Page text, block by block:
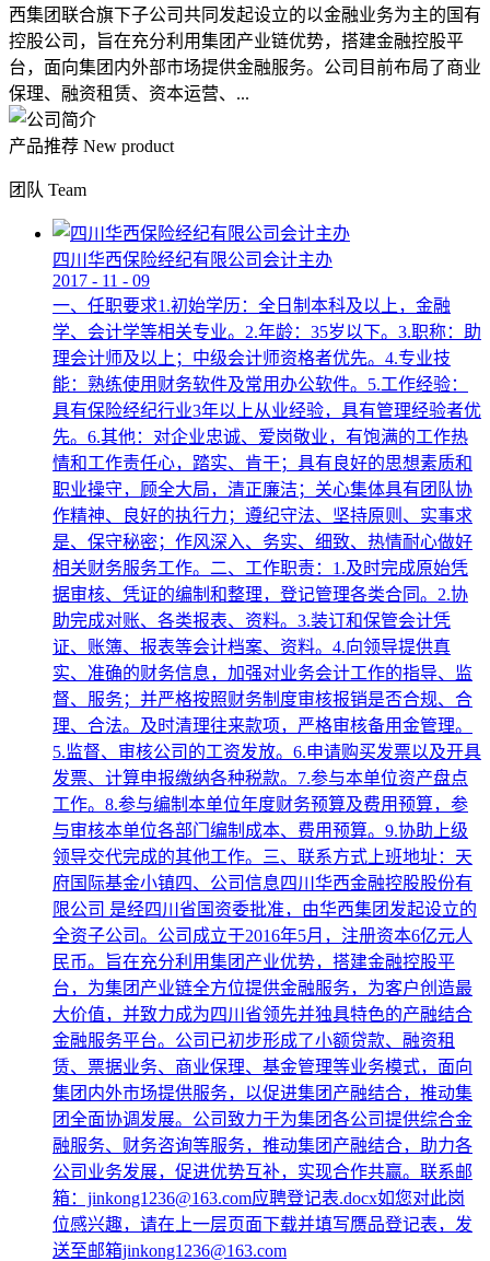
西集团联合旗下子公司共同发起设立的以金融业务为主的国有
控股公司，旨在充分利用集团产业链优势，搭建金融控股平
台，面向集团内外部市场提供金融服务。公司目前布局了商业
保理、融资租赁、资本运营、...
产品推荐 New product
团队 Team
四川华西保险经纪有限公司会计主办
2017 - 11 - 09
一、任职要求1.初始学历：全日制本科及以上，金融
学、会计学等相关专业。2.年龄：35岁以下。3.职称：助
理会计师及以上；中级会计师资格者优先。4.专业技
能：熟练使用财务软件及常用办公软件。5.工作经验：
具有保险经纪行业3年以上从业经验，具有管理经验者优
先。6.其他：对企业忠诚、爱岗敬业，有饱满的工作热
情和工作责任心，踏实、肯干；具有良好的思想素质和
职业操守，顾全大局，清正廉洁；关心集体具有团队协
作精神、良好的执行力；遵纪守法、坚持原则、实事求
是、保守秘密；作风深入、务实、细致、热情耐心做好
相关财务服务工作。二、工作职责：1.及时完成原始凭
据审核、凭证的编制和整理，登记管理各类合同。2.协
助完成对账、各类报表、资料。3.装订和保管会计凭
证、账簿、报表等会计档案、资料。4.向领导提供真
实、准确的财务信息，加强对业务会计工作的指导、监
督、服务；并严格按照财务制度审核报销是否合规、合
理、合法。及时清理往来款项，严格审核备用金管理。
5.监督、审核公司的工资发放。6.申请购买发票以及开具
发票、计算申报缴纳各种税款。7.参与本单位资产盘点
工作。8.参与编制本单位年度财务预算及费用预算，参
与审核本单位各部门编制成本、费用预算。9.协助上级
领导交代完成的其他工作。三、联系方式上班地址：天
府国际基金小镇四、公司信息四川华西金融控股股份有
限公司 是经四川省国资委批准，由华西集团发起设立的
全资子公司。公司成立于2016年5月，注册资本6亿元人
民币。旨在充分利用集团产业优势，搭建金融控股平
台，为集团产业链全方位提供金融服务，为客户创造最
大价值，并致力成为四川省领先并独具特色的产融结合
金融服务平台。公司已初步形成了小额贷款、融资租
赁、票据业务、商业保理、基金管理等业务模式，面向
集团内外市场提供服务，以促进集团产融结合，推动集
团全面协调发展。公司致力于为集团各公司提供综合金
融服务、财务咨询等服务，推动集团产融结合，助力各
公司业务发展，促进优势互补，实现合作共赢。联系邮
箱：jinkong1236@163.com应聘登记表.docx如您对此岗
位感兴趣，请在上一层页面下载并填写赝品登记表，发
送至邮箱jinkong1236@163.com